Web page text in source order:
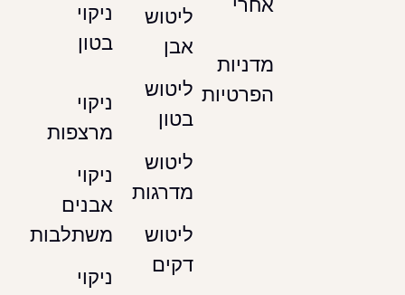
הפרטיות
ליטוש
ליטוש
מדרגות
ניקוי
בטון
ניקוי
מרצפות
ניקוי
אבנים
משתלבות
ניקוי